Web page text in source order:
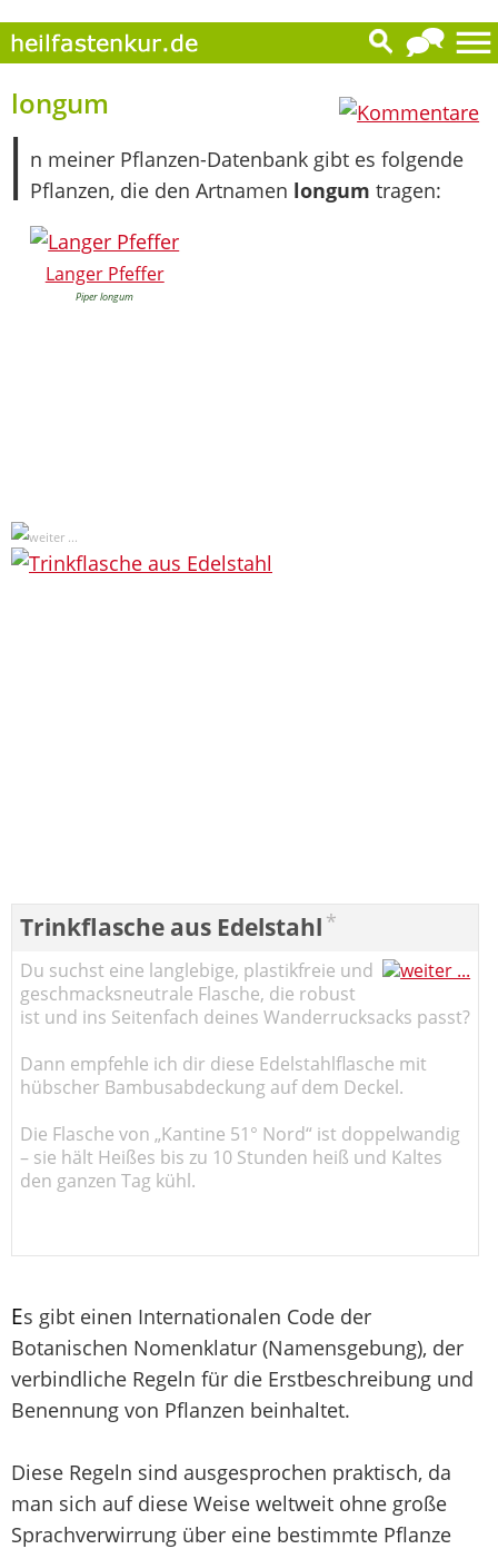
longum
I n meiner Pflanzen-Datenbank gibt es folgende
Pflanzen, die den Artnamen longum tragen:
Langer Pfeffer
Piper longum
Trinkflasche aus Edelstahl *
Du suchst eine langlebige, plastikfreie und
geschmacksneutrale Flasche, die robust
ist und ins Seitenfach deines Wanderrucksacks passt?
Dann empfehle ich dir diese Edelstahlflasche mit
hübscher Bambusabdeckung auf dem Deckel.
Die Flasche von „Kantine 51° Nord“ ist doppelwandig
– sie hält Heißes bis zu 10 Stunden heiß und Kaltes
den ganzen Tag kühl.
Es gibt einen Internationalen Code der
Botanischen Nomenklatur (Namensgebung), der
verbindliche Regeln für die Erstbeschreibung und
Benennung von Pflanzen beinhaltet.
Diese Regeln sind ausgesprochen praktisch, da
man sich auf diese Weise weltweit ohne große
Sprachverwirrung über eine bestimmte Pflanze